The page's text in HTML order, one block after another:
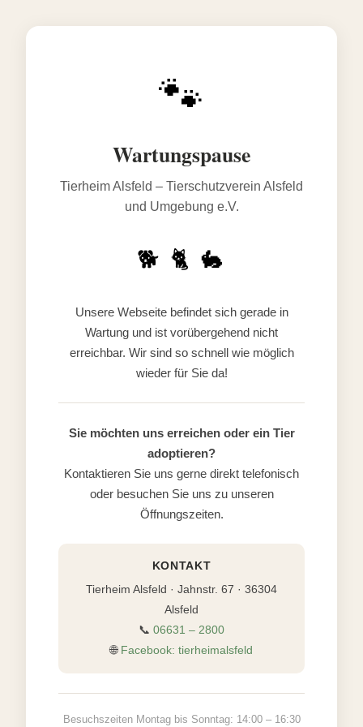
🐾
Wartungspause
Tierheim Alsfeld – Tierschutzverein Alsfeld
und Umgebung e.V.
🐕 🐈 🐇
Unsere Webseite befindet sich gerade in
Wartung und ist vorübergehend nicht
erreichbar. Wir sind so schnell wie möglich
wieder für Sie da!
Sie möchten uns erreichen oder ein Tier
adoptieren?
Kontaktieren Sie uns gerne direkt telefonisch
oder besuchen Sie uns zu unseren
Öffnungszeiten.
KONTAKT
Tierheim Alsfeld · Jahnstr. 67 · 36304
Alsfeld
📞 06631 – 2800
🌐 Facebook: tierheimalsfeld
Besuchszeiten Montag bis Sonntag: 14:00 – 16:30